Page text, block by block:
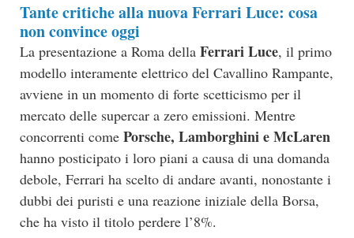
Tante critiche alla nuova Ferrari Luce: cosa
non convince oggi
La presentazione a Roma della Ferrari Luce, il primo
modello interamente elettrico del Cavallino Rampante,
avviene in un momento di forte scetticismo per il
mercato delle supercar a zero emissioni. Mentre
concorrenti come Porsche, Lamborghini e McLaren
hanno posticipato i loro piani a causa di una domanda
debole, Ferrari ha scelto di andare avanti, nonostante i
dubbi dei puristi e una reazione iniziale della Borsa,
che ha visto il titolo perdere l’8%.